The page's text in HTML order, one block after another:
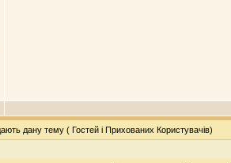
дану тему ( Гостей і Прихованих Користувачів)